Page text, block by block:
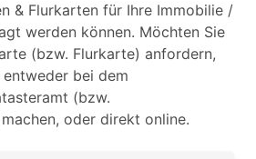
& Flurkarten für Ihre Immobilie /
werden können. Möchten Sie
(bzw. Flurkarte) anfordern,
bei dem
(bzw.
oder direkt online.